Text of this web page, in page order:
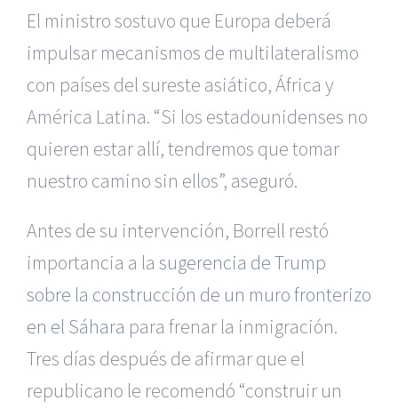
El ministro sostuvo que Europa deberá
impulsar mecanismos de multilateralismo
con países del sureste asiático, África y
América Latina. “Si los estadounidenses no
quieren estar allí, tendremos que tomar
nuestro camino sin ellos”, aseguró.
Antes de su intervención, Borrell restó
importancia a la sugerencia de Trump
sobre la construcción de un muro fronterizo
en el Sáhara para frenar la inmigración.
Tres días después de afirmar que el
republicano le recomendó “construir un